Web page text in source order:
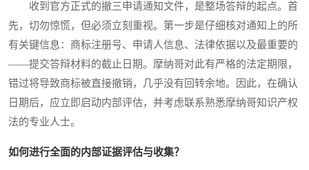
收到官方正式的撤三申请通知文件，是整场答辩的起点。首
先，切勿惊慌，但必须立刻重视。第一步是仔细核对通知上的所
有关键信息：商标注册号、申请人信息、法律依据以及最重要的
——提交答辩材料的截止日期。摩纳哥对此有严格的法定期限，
错过将导致商标被直接撤销，几乎没有回转余地。因此，在确认
日期后，应立即启动内部评估，并考虑联系熟悉摩纳哥知识产权
法的专业人士。
如何进行全面的内部证据评估与收集？